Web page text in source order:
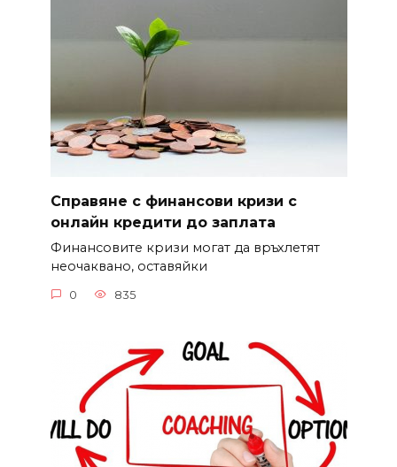
Справяне с финансови кризи с
онлайн кредити до заплата
Финансовите кризи могат да връхлетят
неочаквано, оставяйки
0 835